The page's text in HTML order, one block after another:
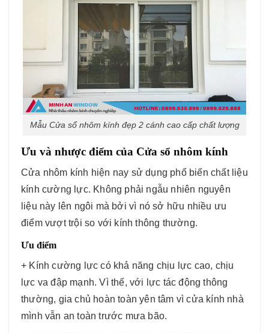
Mẫu Cửa sổ nhôm kính đẹp 2 cánh cao cấp chất lượng
Ưu và nhược điểm của Cửa sổ nhôm kính
Cửa nhôm kính hiện nay sử dụng phổ biến chất liệu
kính cường lực. Không phải ngẫu nhiên nguyên
liệu này lên ngôi mà bởi vì nó sở hữu nhiều ưu
điểm vượt trội so với kính thông thường.
Ưu điểm
+ Kính cường lực có khả năng chịu lực cao, chịu
lực va đập mạnh. Vì thế, với lực tác động thông
thường, gia chủ hoàn toàn yên tâm vì cửa kính nhà
mình vẫn an toàn trước mưa bão.